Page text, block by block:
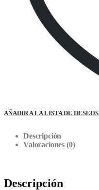
AÑADIR A LA LISTA DE DESEOS
Descripción
Valoraciones (0)
Descripción